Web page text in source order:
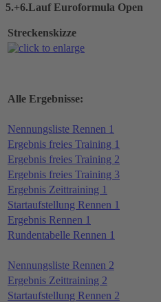
5.+6.Lauf Euroformula Open
Streckenskizze
Alle Ergebnisse:
Nennungsliste Rennen 1
Ergebnis freies Training 1
Ergebnis freies Training 2
Ergebnis freies Training 3
Ergebnis Zeittraining 1
Startaufstellung Rennen 1
Ergebnis Rennen 1
Rundentabelle Rennen 1
Nennungsliste Rennen 2
Ergebnis Zeittraining 2
Startaufstellung Rennen 2